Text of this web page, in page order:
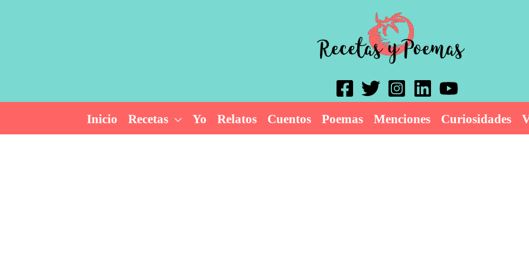
Inicio Recetas Yo Relatos Cuentos Poemas Menciones Curiosidades